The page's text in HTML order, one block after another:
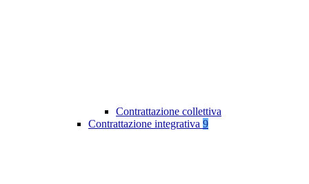
Contrattazione collettiva
Contrattazione integrativa 9